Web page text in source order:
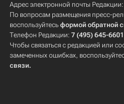
Адрес электронной почты Редакции:
По вопросам размещения пресс-
воспользуйтесьформой обратной
Телефон Редакции: 7 (495) 645-6601
Чтобы связаться с редакцией или
замеченных ошибках,
связи.